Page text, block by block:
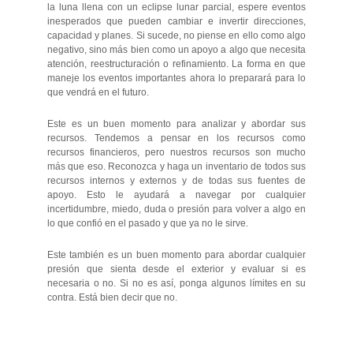
la luna llena con un eclipse lunar parcial, espere eventos
inesperados que pueden cambiar e invertir direcciones,
capacidad y planes. Si sucede, no piense en ello como algo
negativo, sino más bien como un apoyo a algo que necesita
atención, reestructuración o refinamiento. La forma en que
maneje los eventos importantes ahora lo preparará para lo
que vendrá en el futuro.
Este es un buen momento para analizar y abordar sus
recursos. Tendemos a pensar en los recursos como
recursos financieros, pero nuestros recursos son mucho
más que eso. Reconozca y haga un inventario de todos sus
recursos internos y externos y de todas sus fuentes de
apoyo. Esto le ayudará a navegar por cualquier
incertidumbre, miedo, duda o presión para volver a algo en
lo que confió en el pasado y que ya no le sirve.
Este también es un buen momento para abordar cualquier
presión que sienta desde el exterior y evaluar si es
necesaria o no. Si no es así, ponga algunos límites en su
contra. Está bien decir que no.